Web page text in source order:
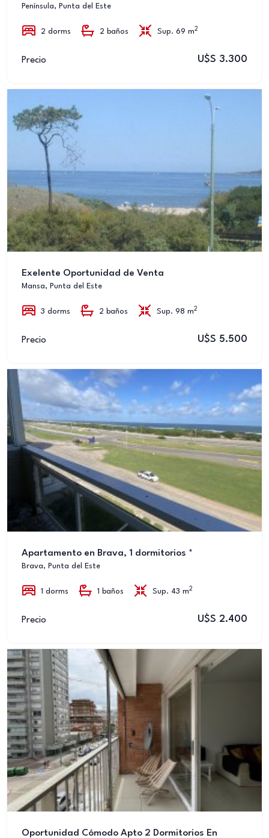
Península, Punta del Este
2 dorms 2 baños Sup. 69 m 2
Precio U$S 3.300
Exelente Oportunidad de Venta
Mansa, Punta del Este
3 dorms 2 baños Sup. 98 m 2
Precio U$S 5.500
Apartamento en Brava, 1 dormitorios *
Brava, Punta del Este
1 dorms 1 baños Sup. 43 m 2
Precio U$S 2.400
Oportunidad Cómodo Apto 2 Dormitorios En